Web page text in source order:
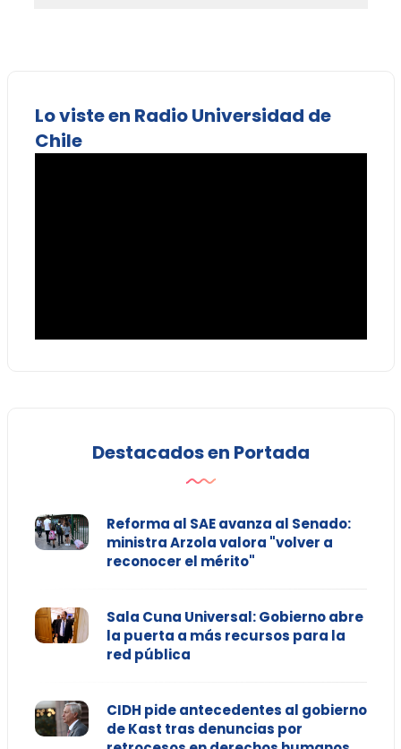
Lo viste en Radio Universidad de
Chile
Destacados en Portada
Reforma al SAE avanza al Senado:
ministra Arzola valora "volver a
reconocer el mérito"
Sala Cuna Universal: Gobierno abre
la puerta a más recursos para la
red pública
CIDH pide antecedentes al gobierno
de Kast tras denuncias por